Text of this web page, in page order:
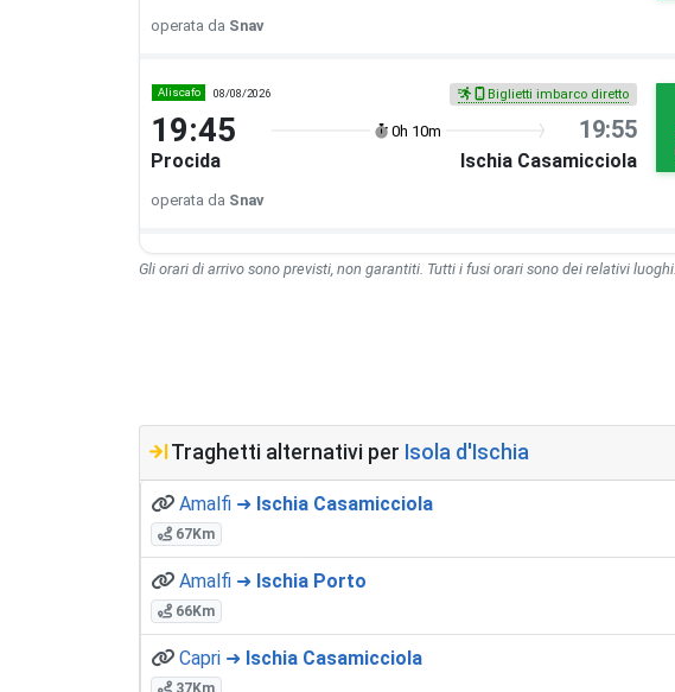
operata da Snav
Aliscafo 08/08/2026 Biglietti imbarco diretto
19:45 0h 10m 19:55
Procida Ischia Casamicciola
operata da Snav
Gli orari di arrivo sono previsti, non garantiti. Tutti i fusi orari sono dei relativi luoghi.
Traghetti alternativi per Isola d'Ischia
Amalfi ➜ Ischia Casamicciola
67Km
Amalfi ➜ Ischia Porto
66Km
Capri ➜ Ischia Casamicciola
37Km